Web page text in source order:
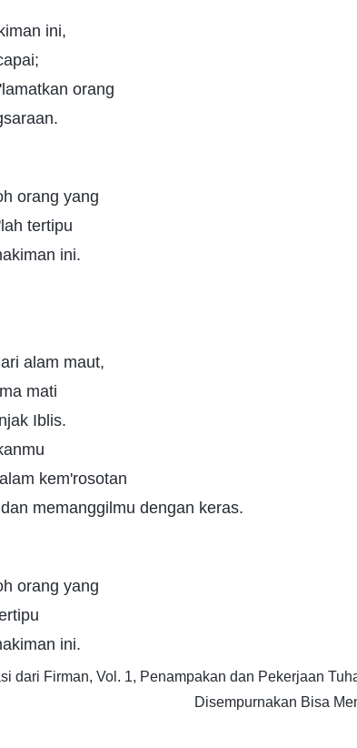
ini,
orang
orang yang
tertipu
ini.
alam maut,
mati
Iblis.
kem'rosotan
memanggilmu dengan keras.
orang yang
ini.
dari Firman, Vol. 1, Penampakan dan Pekerjaan
Disempurnakan Bisa